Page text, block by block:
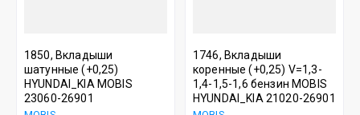
1850, Вкладыши
шатунные (+0,25)
HYUNDAI_KIA MOBIS
23060-26901
1746, Вкладыши
коренные (+0,25) V=1,3-
1,4-1,5-1,6 бензин MOBIS
HYUNDAI_KIA 21020-26901